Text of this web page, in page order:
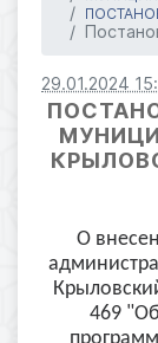
29.01.2024
О
469